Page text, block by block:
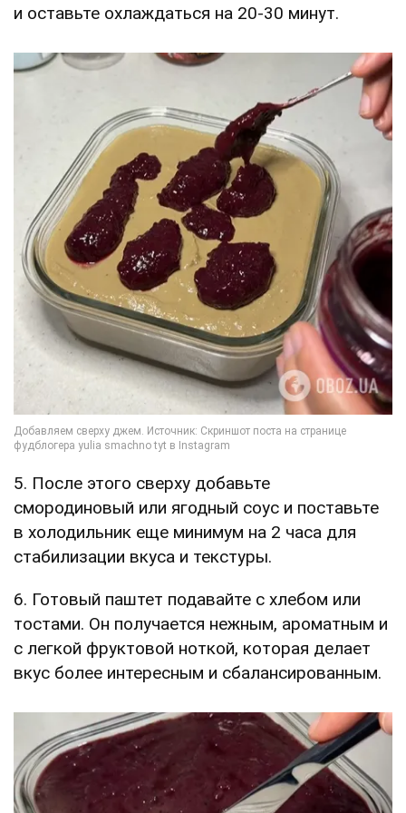
и оставьте охлаждаться на 20-30 минут.
5. После этого сверху добавьте
смородиновый или ягодный соус и поставьте
в холодильник еще минимум на 2 часа для
стабилизации вкуса и текстуры.
6. Готовый паштет подавайте с хлебом или
тостами. Он получается нежным, ароматным и
с легкой фруктовой ноткой, которая делает
вкус более интересным и сбалансированным.